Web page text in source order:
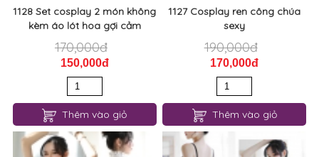
1128 Set cosplay 2 món không
kèm áo lót hoa gợi cảm
170,000đ
150,000đ
Thêm vào giỏ
1127 Cosplay ren công chúa
sexy
190,000đ
170,000đ
Thêm vào giỏ